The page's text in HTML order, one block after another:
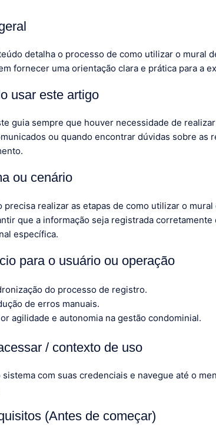
detalha o processo de como utilizar o mural
fornecer uma orientação clara e prática para a
usar este artigo
guia sempre que houver necessidade de
ou quando encontrar dúvidas sobre as
ou cenário
precisa realizar as etapas de como utilizar o
que a informação seja registrada
específica.
para o usuário ou operação
do processo de registro.
de erros manuais.
agilidade e autonomia na gestão condominial.
/ contexto de uso
sistema com suas credenciais e navegue até o
(Antes de começar)